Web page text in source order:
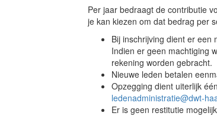
Per jaar bedraagt de contributie
je kan kiezen om dat bedrag per
Bij inschrijving dient er een
Indien er geen machtiging
rekening worden gebracht.
Nieuwe leden betalen
Opzegging dient uiterlijk
ledenadministratie@dwt-
Er is geen restitutie